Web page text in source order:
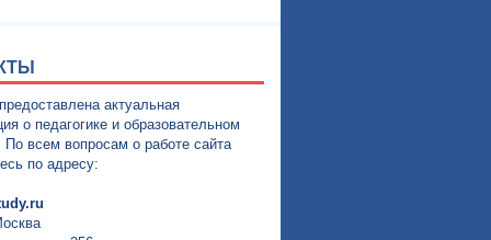
актуальная
о педагогике и образовательном
По всем вопросам о работе сайта
по адресу: